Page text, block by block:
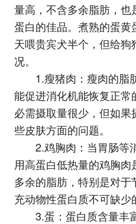
量高，不含多余脂肪，
蛋白的佳品。煮熟的蛋
天喂贵宾犬半个，但给
况。
1.瘦猪肉：瘦肉的脂
能促进消化机能恢复正
必需摄取量很少，但如
些皮肤方面的问题。
2.鸡胸肉：当胃肠等
用高蛋白低热量的鸡胸
多余的脂肪，特别是对
充动物性蛋白质不可缺少
3.蛋：蛋白质含量丰